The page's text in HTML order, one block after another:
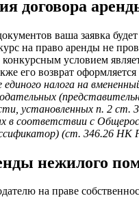
договора
ваша заявка
на право аренды не
условием
его возврат
налога на
установленных п. 2 ст.
в соответствии с
(ст. 346.26 НК
нежилого
на праве